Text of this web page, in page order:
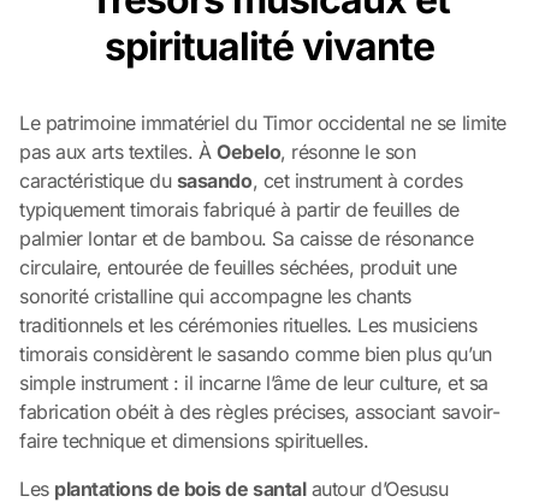
spiritualité vivante
Le patrimoine immatériel du Timor occidental ne se limite
pas aux arts textiles. À Oebelo, résonne le son
caractéristique du sasando, cet instrument à cordes
typiquement timorais fabriqué à partir de feuilles de
palmier lontar et de bambou. Sa caisse de résonance
circulaire, entourée de feuilles séchées, produit une
sonorité cristalline qui accompagne les chants
traditionnels et les cérémonies rituelles. Les musiciens
timorais considèrent le sasando comme bien plus qu’un
simple instrument : il incarne l’âme de leur culture, et sa
fabrication obéit à des règles précises, associant savoir-
faire technique et dimensions spirituelles.
Les plantations de bois de santalautour d’Oesusu